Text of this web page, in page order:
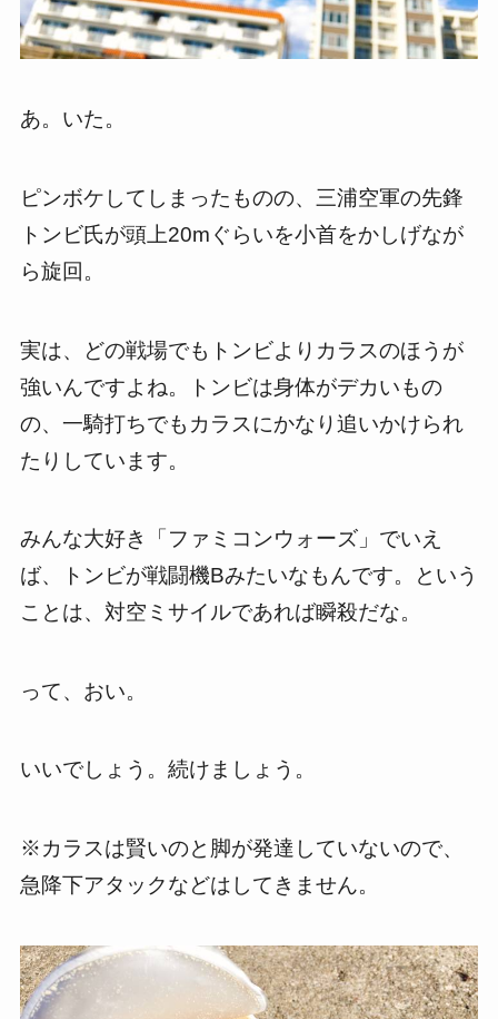
あ。いた。
ピンボケしてしまったものの、三浦空軍の先鋒
トンビ氏が頭上20mぐらいを小首をかしげなが
ら旋回。
実は、どの戦場でもトンビよりカラスのほうが
強いんですよね。トンビは身体がデカいもの
の、一騎打ちでもカラスにかなり追いかけられ
たりしています。
みんな大好き「ファミコンウォーズ」でいえ
ば、トンビが戦闘機Bみたいなもんです。という
ことは、対空ミサイルであれば瞬殺だな。
って、おい。
いいでしょう。続けましょう。
※カラスは賢いのと脚が発達していないので、
急降下アタックなどはしてきません。